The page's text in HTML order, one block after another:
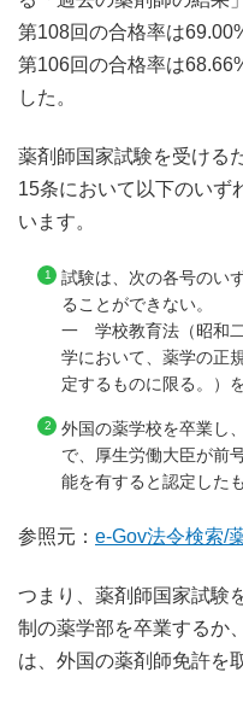
第108回の合格率は
第106回の合格率は
した。
薬剤師国家試験を受ける
15条において以下のいず
います。
試験は、次の各号のい
ることができない。
一 学校教育法（昭和
学において、薬学の正
定するものに限る。）
外国の薬学校を卒業し
で、厚生労働大臣が前
能を有すると認定した
参照元： e-Gov法令検索/
つまり、薬剤師国家試験
制の薬学部を卒業するか
は、外国の薬剤師免許を